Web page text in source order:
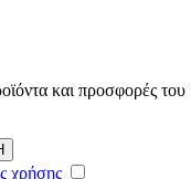
και προσφορές του
χρήσης